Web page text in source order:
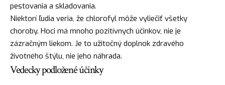
pestovania a skladovania.
Niektorí ľudia veria, že chlorofyl môže vyliečiť všetky
choroby. Hoci má mnoho pozitívnych účinkov, nie je
zázračným liekom. Je to užitočný doplnok zdravého
životného štýlu, nie jeho náhrada.
Vedecky podložené účinky